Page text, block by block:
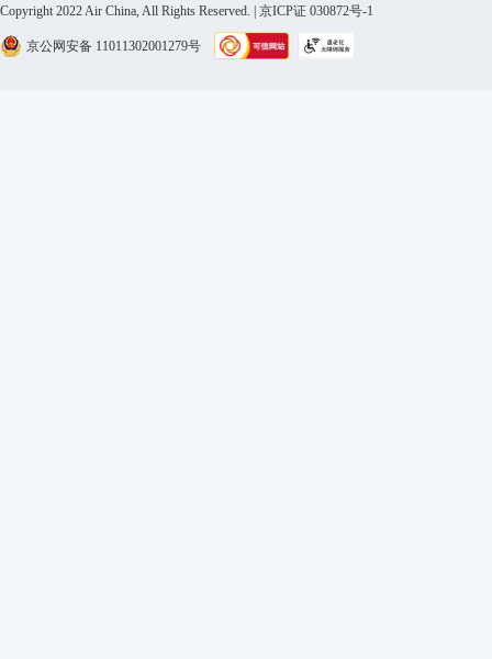
Copyright 2022 Air China, All Rights Reserved. | 京ICP证 030872号-1
京公网安备 11011302001279号